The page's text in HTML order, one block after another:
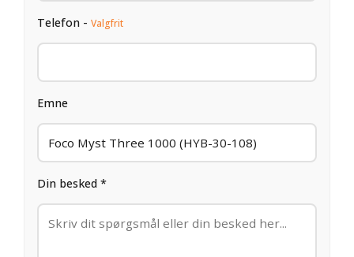
Telefon - Valgfrit
Emne
Din besked *